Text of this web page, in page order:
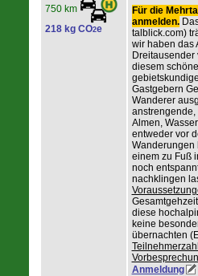
750 km
218 kg CO2e
Für die
anmelden.
talblick.com)
wir haben das
diesem
Gastgebern
Wanderer
Almen,
entweder vor
Wanderungen
einem zu Fuß
noch
nachklingen
diese
keine
übernachten
Anmeldung